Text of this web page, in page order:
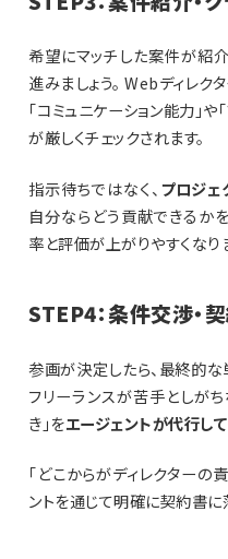
希望にマッチした案件が紹
進みましょう。 Webディレク
「コミュニケーション能力」
が厳しくチェックされます。
指示待ちではなく、 プロジェ
自分ならどう貢献できるか
率と評価が上がりやすくなり
STEP4：条件交渉・
参画が決定したら、最終的
フリーランスが苦手としが
き」をエージェントが代行し
「どこからがディレクターの
ントを通じて明確に契約書に